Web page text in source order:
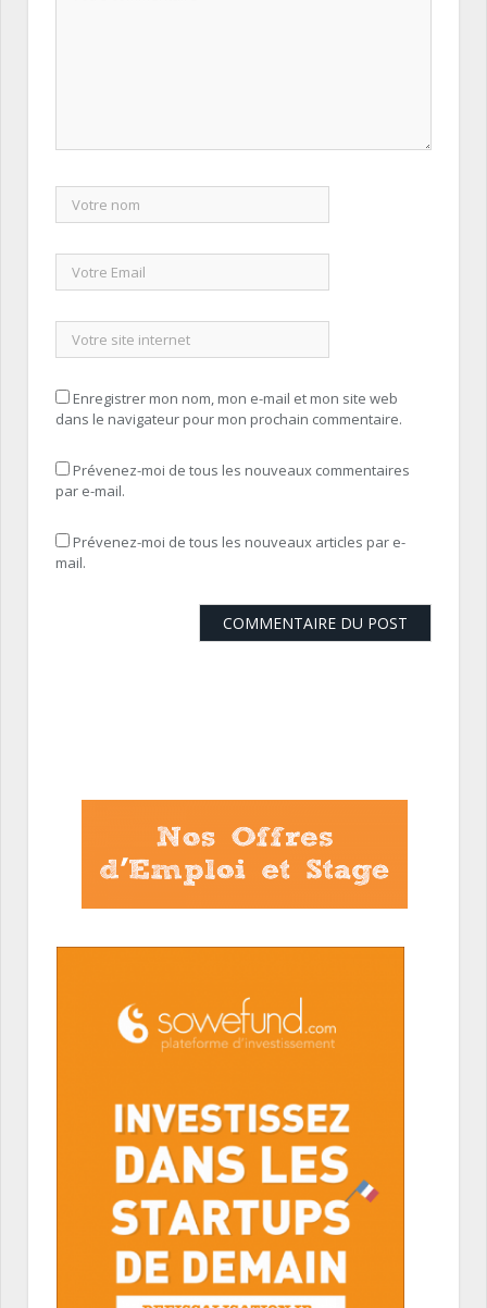
Enregistrer mon nom, mon e-mail et mon site web
dans le navigateur pour mon prochain commentaire.
Prévenez-moi de tous les nouveaux commentaires
par e-mail.
Prévenez-moi de tous les nouveaux articles par e-
mail.